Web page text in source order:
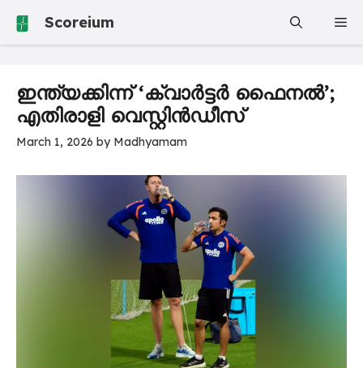
Scoreium
ഇന്ത്യക്കിന്ന് ‘ക്വാർട്ടർ ഫൈനൽ’;
എതിരാളി വെസ്റ്റിൻഡീസ്
March 1, 2026 by Madhyamam